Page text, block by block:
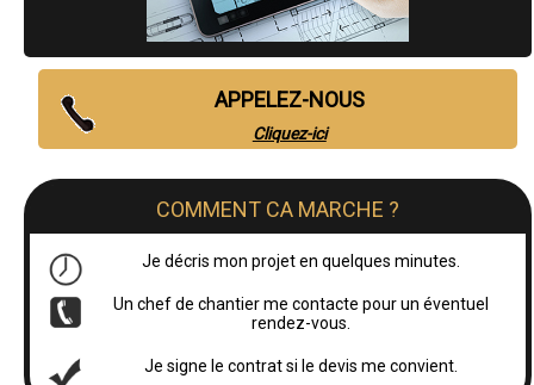
APPELEZ-NOUS
Cliquez-ici
COMMENT CA MARCHE ?
Je décris mon projet en quelques minutes.
Un chef de chantier me contacte pour un éventuel
rendez-vous.
Je signe le contrat si le devis me convient.